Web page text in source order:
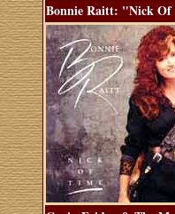
Bonnie Raitt: "Nick